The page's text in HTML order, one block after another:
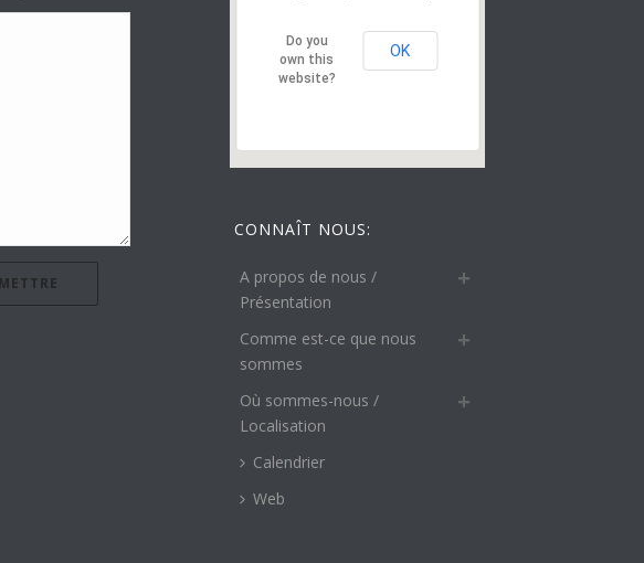
Do you
own this
website?
OK
CONNAÎT NOUS:
A propos de nous /
Présentation
Comme est-ce que nous
sommes
Où sommes-nous /
Localisation
Calendrier
Web